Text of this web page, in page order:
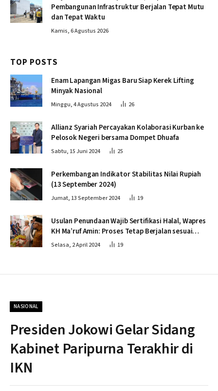
Pembangunan Infrastruktur Berjalan Tepat Mutu
dan Tepat Waktu
Kamis, 6 Agustus 2026
TOP POSTS
Enam Lapangan Migas Baru Siap Kerek Lifting
Minyak Nasional
Minggu, 4 Agustus 2024 26
Allianz Syariah Percayakan Kolaborasi Kurban ke
Pelosok Negeri bersama Dompet Dhuafa
Sabtu, 15 Juni 2024 25
Perkembangan Indikator Stabilitas Nilai Rupiah
(13 September 2024)
Jumat, 13 September 2024 19
Usulan Penundaan Wajib Sertifikasi Halal, Wapres
KH Ma’ruf Amin: Proses Tetap Berjalan sesuai
Penahapan
Selasa, 2 April 2024 19
NASIONAL
Presiden Jokowi Gelar Sidang
Kabinet Paripurna Terakhir di
IKN